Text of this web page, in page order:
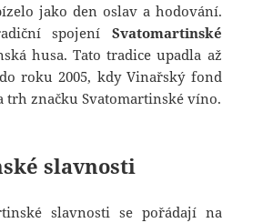
jako den oslav a hodování.
spojení Svatomartinské
husa. Tato tradice upadla až
roku 2005, kdy Vinařský fond
trh značku Svatomartinské víno.
slavnosti
slavnosti se pořádají na